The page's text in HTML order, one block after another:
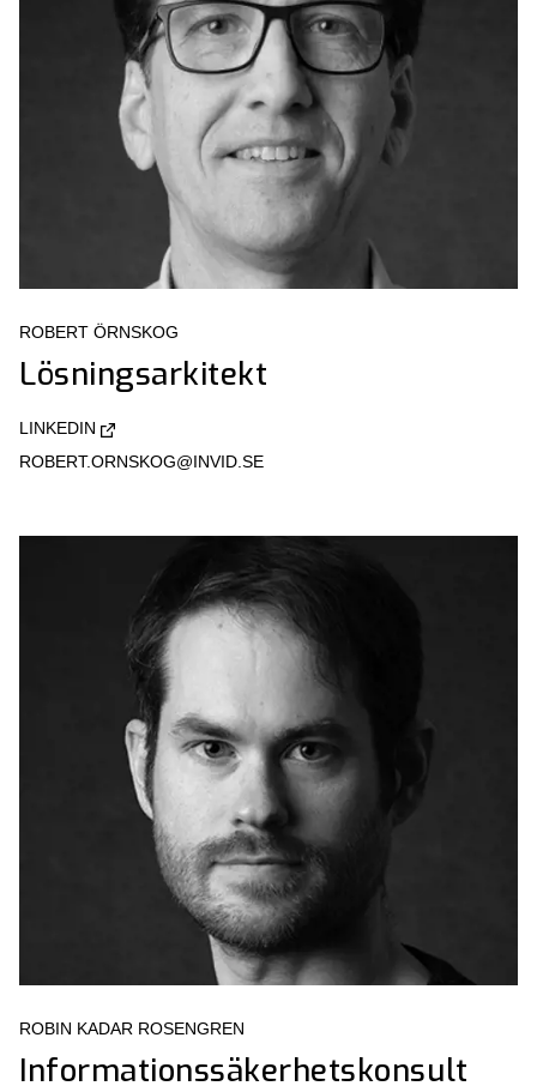
ROBERT ÖRNSKOG
Lösningsarkitekt
LINKEDIN
ROBERT.ORNSKOG@INVID.SE
ROBIN KADAR ROSENGREN
Informationssäkerhetskonsult